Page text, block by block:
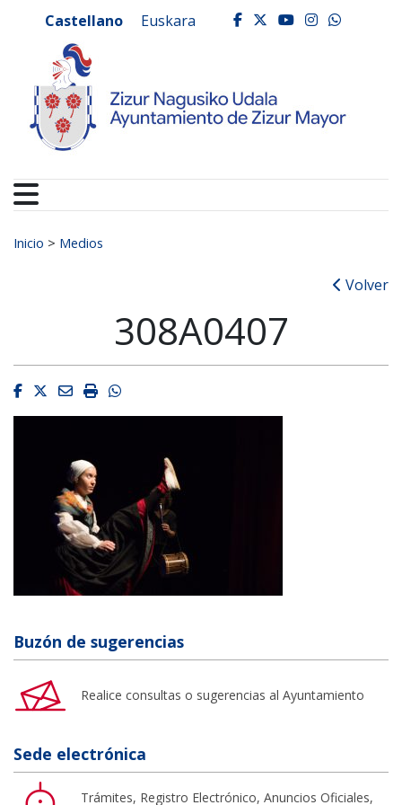
Ayuntamiento de
Castellano Euskara facebook
twitter
youtube
Buscar:
Inicio > Medios
Volver
308A0407
Facebook
Twitter
EmailImprimirWhatsapp
Buzón de sugerencias
Realice consultas o sugerencias al Ayuntamiento
Sede electrónica
Trámites, Registro Electrónico, Anuncios Oficiales,